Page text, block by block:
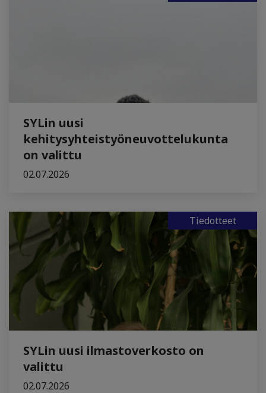
SYLin uusi
kehitysyhteistyöneuvottelukunta
on valittu
02.07.2026
Tiedotteet
SYLin uusi ilmastoverkosto on
valittu
02.07.2026